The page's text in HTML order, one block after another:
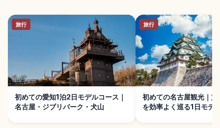
旅行
初めての愛知1泊2日モデルコース｜
名古屋・ジブリパーク・犬山
旅行
初めての名古屋観光｜定
を効率よく巡る1日モデ